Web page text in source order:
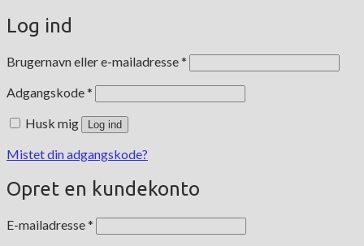
Log ind
Brugernavn eller e-mailadresse*
Adgangskode*
Husk mig Log ind
Mistet din adgangskode?
Opret en kundekonto
E-mailadresse* Påkrævet